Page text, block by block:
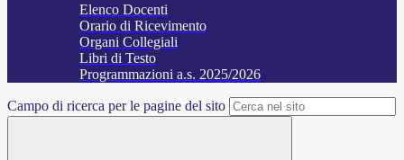
Elenco Docenti
Orario di Ricevimento
Organi Collegiali
Libri di Testo
Programmazioni a.s. 2025/2026
Campo di ricerca per le pagine del sito